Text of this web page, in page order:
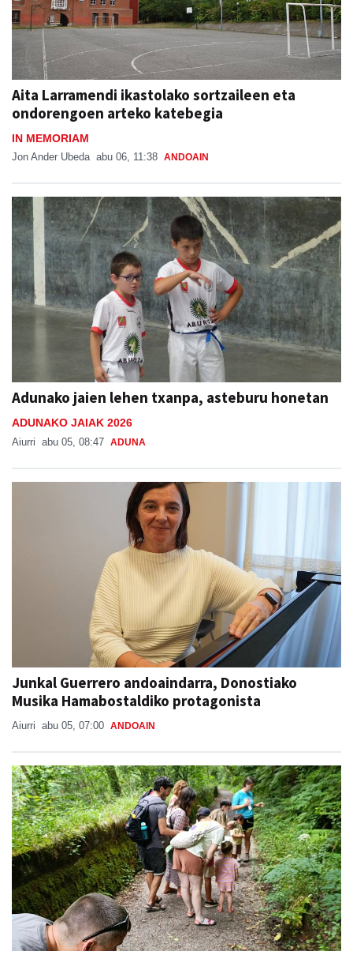
Aita Larramendi ikastolako sortzaileen eta
ondorengoen arteko katebegia
IN MEMORIAM
Jon Ander Ubeda abu 06, 11:38 ANDOAIN
Adunako jaien lehen txanpa, asteburu honetan
ADUNAKO JAIAK 2026
Aiurri abu 05, 08:47 ADUNA
Junkal Guerrero andoaindarra, Donostiako
Musika Hamabostaldiko protagonista
Aiurri abu 05, 07:00 ANDOAIN